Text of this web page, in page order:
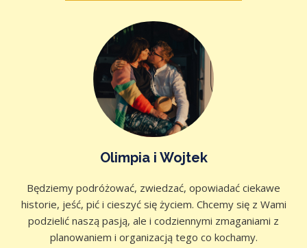
Olimpia i Wojtek
Będziemy podróżować, zwiedzać, opowiadać ciekawe
historie, jeść, pić i cieszyć się życiem. Chcemy się z Wami
podzielić naszą pasją, ale i codziennymi zmaganiami z
planowaniem i organizacją tego co kochamy.